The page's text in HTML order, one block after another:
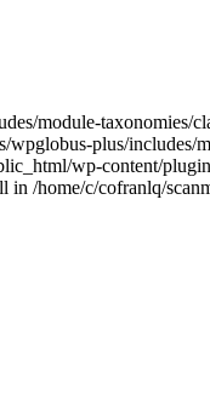
module-taxonomies/
plus/includes/
wp-content/
in /home/c/cofranlq/